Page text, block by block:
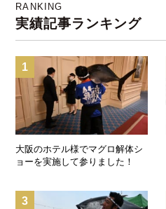
RANKING
実績記事ランキング
1
大阪のホテル様でマグロ解体シ
ョーを実施して参りました！
3